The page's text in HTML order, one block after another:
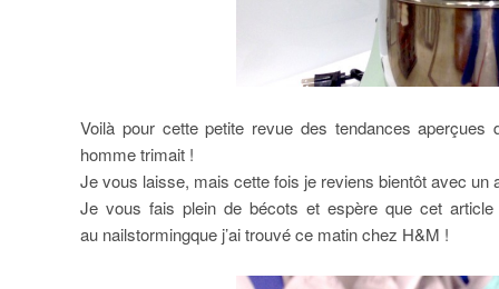
Voilà pour cette petite revue des tendances
homme trimait !
Je vous laisse, mais cette fois je reviens bientôt avec un
Je vous fais plein de bécots et espère que cet
au nailstormingque j’ai trouvé ce matin chez H&M !